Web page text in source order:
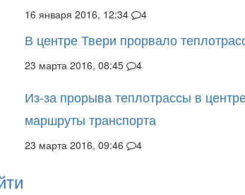
16 января 2016, 12:34 4
В центре Твери прорвало
23 марта 2016, 08:45 4
Из-за прорыва теплотрассы в
маршруты транспорта
23 марта 2016, 09:46 4